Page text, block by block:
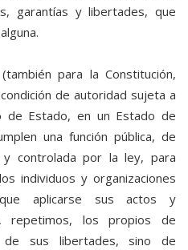
garantías y libertades, que
para la Constitución,
de autoridad sujeta a
de Estado, en un Estado de
una función pública, de
y controlada por la ley, para
individuos y organizaciones
aplicarse sus actos y
repetimos, los propios de
sus libertades, sino de